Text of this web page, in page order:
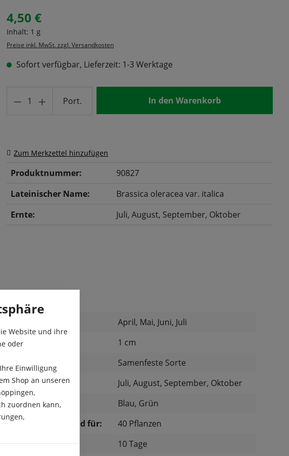
Regulärer Preis:
4,50 €
Inhalt: 1 g
Preise inkl. MwSt. zzgl. Versandkosten
Sofort verfügbar, Lieferzeit: 1-3 Werktage
Produkt Anzahl: Gib den gewünschten Wert ein
Port. In den Warenkorb
Zum Merkzettel hinzufügen
Produktnummer:
90827
Lateinischer Name:
Brassica oleracea var. italica
Ernte:
Juli, August, September, Oktober
April, Mai, Juni, Juli
Aussaattiefe:
1 cm
Besonderheit:
Samenfeste Sorte
Ernte:
Juli, August, September, Oktober
Farbe:
Blau, Grün
Inhalt ausreichend für:
40 Pflanzen
Keimdauer:
10 Tage
Website und ihre
oder
Einwilligung
Shop an unseren
zuordnen kann,